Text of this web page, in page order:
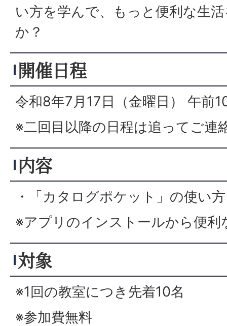
い方を学んで、もっと便利な生
か？
開催日程
令和8年7月17日（金曜日） 午前
※二回目以降の日程は追ってご連
内容
・「カタログポケット」の使い方
※アプリのインストールから便利
対象
※1回の教室につき先着10名
※参加費無料